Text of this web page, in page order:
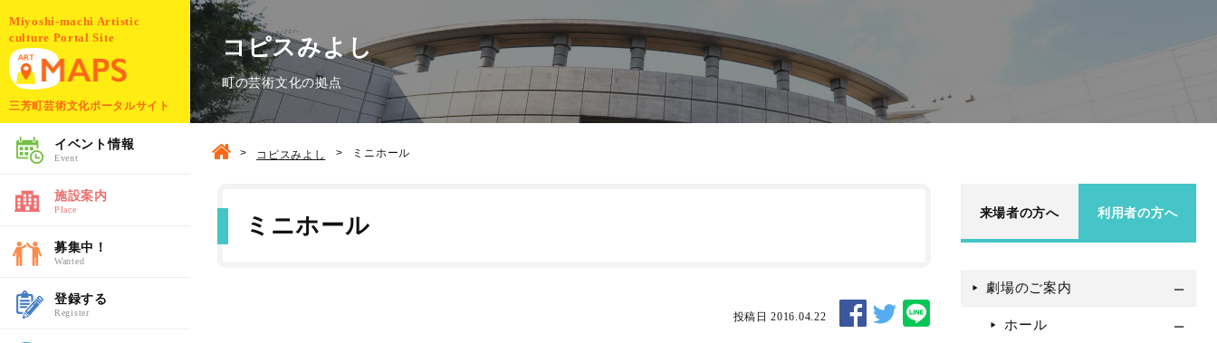
Miyoshi-machi Artistic
culture Portal Site
三芳町芸術文化ポータルサイト
イベント情報
Event
施設案内
Place
募集中！
Wanted
登録する
Register
コピスみよし
町の芸術文化の拠点
> コピスみよし > ミニホール
ミニホール
投稿日 2016.04.22
来場者の方へ 利用者の方へ
劇場のご案内
ホール